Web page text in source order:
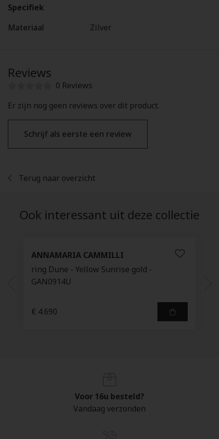
Specifiek
Materiaal
Zilver
Reviews
0 Reviews
Er zijn nog geen reviews over dit product.
Schrijf als eerste een review
Terug naar overzicht
Ook interessant uit deze collectie
ANNAMARIA CAMMILLI
ring Dune - Yellow Sunrise gold -
GAN0914U
€ 4.690
Voor 16u besteld?
Vandaag verzonden